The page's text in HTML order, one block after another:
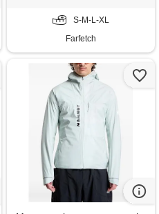
S-M-L-XL
Farfetch